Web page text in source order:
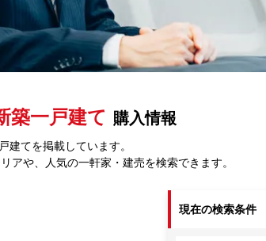
築一戸建て 購入情報
建てを掲載しています。
アや、人気の一軒家・建売を検索できます。
現在の検索条件